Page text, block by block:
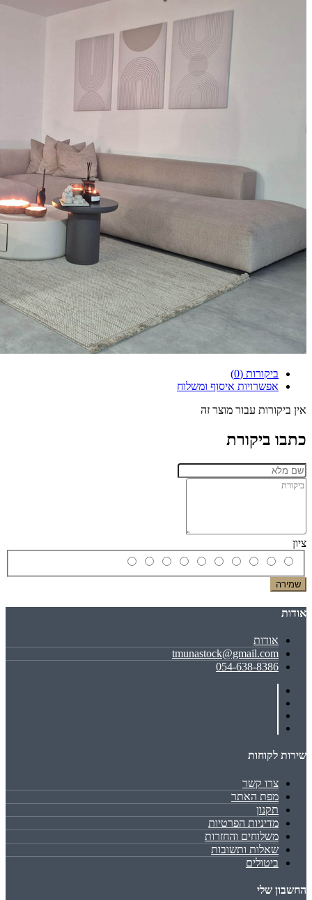
ביקורות (0)
אפשרויות איסוף ומשלוח
אין ביקורות עבור מוצר זה
כתבו ביקורת
ציון
שמירה
אודות
אודות
tmunastock@gmail.com
054-638-8386
שירות לקוחות
צרו קשר
מפת האתר
תקנון
מדיניות הפרטיות
משלוחים והחזרות
שאלות ותשובות
ביטולים
החשבון שלי